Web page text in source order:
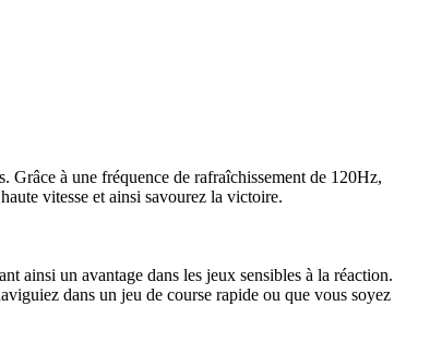
Grâce à une fréquence de rafraîchissement de 120Hz,
vitesse et ainsi savourez la victoire.
ainsi un avantage dans les jeux sensibles à la réaction.
dans un jeu de course rapide ou que vous soyez